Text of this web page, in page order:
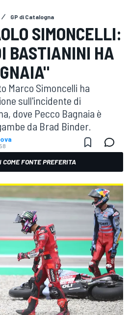
GP di Catalogna
SIMONCELLI:
BASTIANINI HA
Marco Simoncelli ha
sull'incidente di
dove Pecco Bagnaia è
da Brad Binder.
COME FONTE PREFERITA